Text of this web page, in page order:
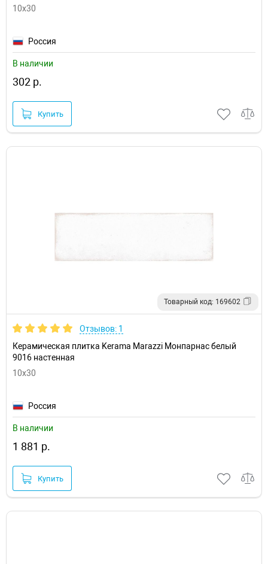
10x30
Россия
В наличии
302 р.
Купить
Товарный код: 169602
Отзывов: 1
Керамическая плитка Kerama Marazzi Монпарнас белый
9016 настенная
10x30
Россия
В наличии
1 881 р.
Купить